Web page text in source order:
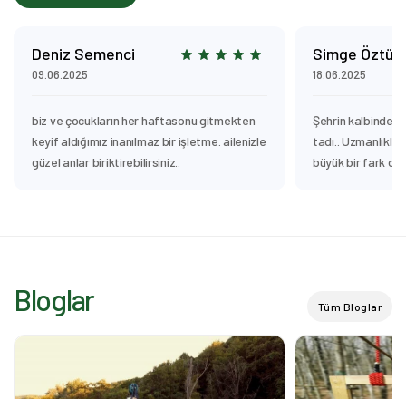
Deniz Semenci
09.06.2025
biz ve çocukların her haftasonu gitmekten
keyif aldığımız inanılmaz bir işletme. ailenizle
güzel anlar biriktirebilirsiniz..
Simge Öztürk
18.06.2025
Şehrin kalbinde
tadı..
büyük bir fark
Bloglar Tüm Bloglar